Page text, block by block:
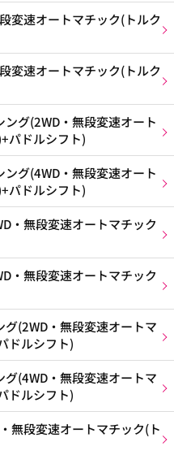
変速オートマチック(トルク
変速オートマチック(トルク
(2WD・無段変速オート
パドルシフト)
(4WD・無段変速オート
パドルシフト)
無段変速オートマチック
無段変速オートマチック
・無段変速オートマ
ドルシフト)
・無段変速オートマ
ドルシフト)
段変速オートマチック(ト